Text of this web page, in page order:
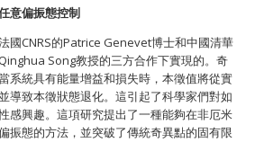
意偏振態控制
國CNRS的Patrice Genevet博士和中國清華
Song教授的三方合作下實現的。奇
系統具有能量增益和損失時，本徵值將從實
導致本徵狀態退化。這引起了科學家們對如
感興趣。這項研究提出了一種能夠在非厄米
振態的方法，並突破了傳統奇異點的固有限